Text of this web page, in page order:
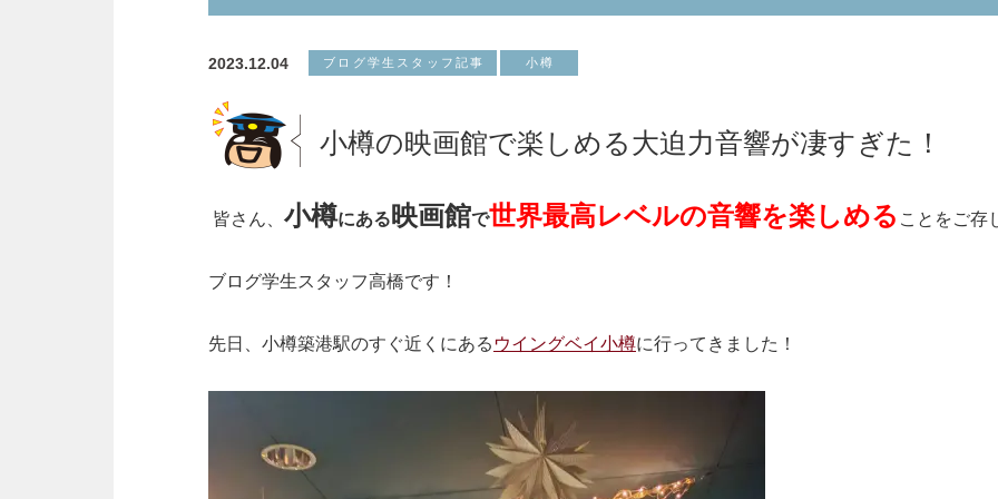
2023.12.04 ブログ学生スタッフ記事 小樽
小樽の映画館で楽しめる大迫力音響が凄すぎた！
皆さん、 小樽にある映画館で世界最高レベルの音響を楽しめる ことをご存
ブログ学生スタッフ高橋です！
先日、小樽築港駅のすぐ近くにある ウイングベイ小樽に行ってきました！